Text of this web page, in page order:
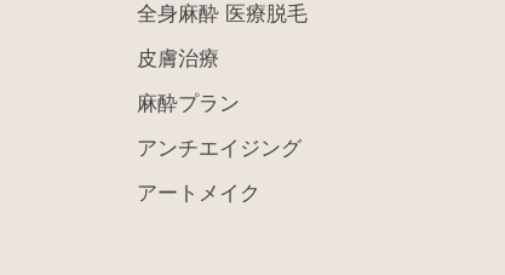
全身麻酔 医療脱毛
皮膚治療
麻酔プラン
アンチエイジング
アートメイク